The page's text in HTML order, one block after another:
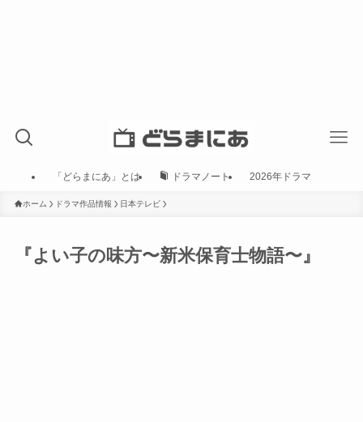
「どらまにあ」とは ドラマノート 2026年ドラマ
ホーム ドラマ作品情報 日本テレビ
『よい子の味方〜新米保育士物語〜』